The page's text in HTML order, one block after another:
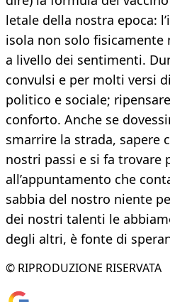
letale della nostra epoca:
isola non solo
a livello dei sentimenti.
convulsi e per molti versi
politico e sociale;
conforto. Anche se
smarrire la strada, sapere
nostri passi e si fa trovare
all’appuntamento che
sabbia del nostro niente
dei nostri talenti le
degli altri, è fonte di
© RIPRODUZIONE RISERVATA